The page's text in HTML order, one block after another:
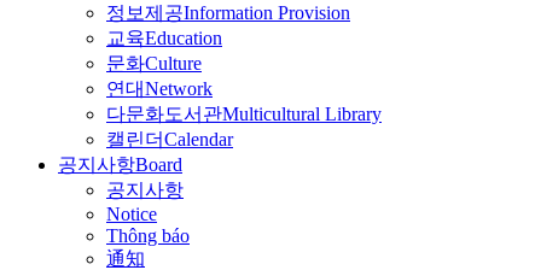
정보제공Information Provision
교육Education
문화Culture
연대Network
다문화도서관Multicultural Library
캘린더Calendar
공지사항Board
공지사항
Notice
Thông báo
通知